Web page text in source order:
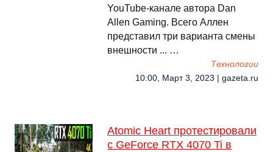
YouTube-канале автора Dan
Allen Gaming. Всего Аллен
представил три варианта смены
внешности ... …
Технологии
10:00, Март 3, 2023 | gazeta.ru
Atomic Heart протестировали
с GeForce RTX 4070 Ti в